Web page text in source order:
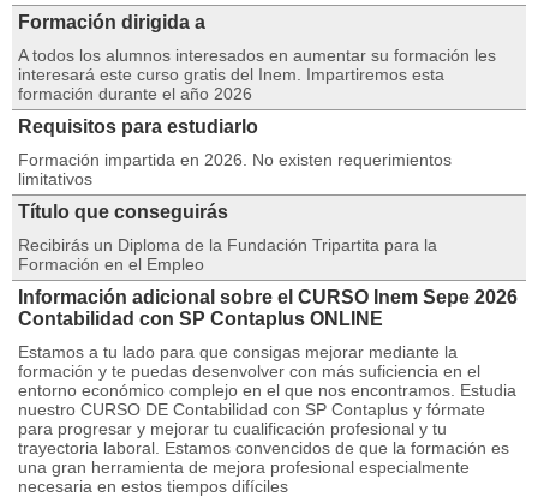
Formación dirigida a
A todos los alumnos interesados en aumentar su formación les
interesará este curso gratis del Inem. Impartiremos esta
formación durante el año 2026
Requisitos para estudiarlo
Formación impartida en 2026. No existen requerimientos
limitativos
Título que conseguirás
Recibirás un Diploma de la Fundación Tripartita para la
Formación en el Empleo
Información adicional sobre el CURSO Inem Sepe 2026
Contabilidad con SP Contaplus ONLINE
Estamos a tu lado para que consigas mejorar mediante la
formación y te puedas desenvolver con más suficiencia en el
entorno económico complejo en el que nos encontramos. Estudia
nuestro CURSO DE Contabilidad con SP Contaplus y fórmate
para progresar y mejorar tu cualificación profesional y tu
trayectoria laboral. Estamos convencidos de que la formación es
una gran herramienta de mejora profesional especialmente
necesaria en estos tiempos difíciles